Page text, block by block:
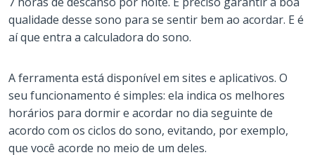
qualidade desse sono para se sentir bem ao acordar. E é
aí que entra a calculadora do sono.
A ferramenta está disponível em sites e aplicativos. O
seu funcionamento é simples: ela indica os melhores
horários para dormir e acordar no dia seguinte de
acordo com os ciclos do sono, evitando, por exemplo,
que você acorde no meio de um deles.